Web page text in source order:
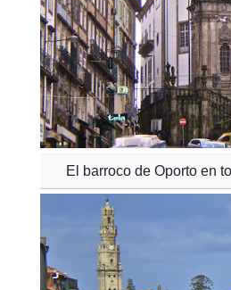
El barroco de Oporto en